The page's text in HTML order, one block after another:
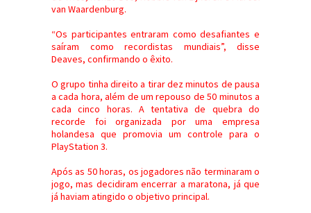
van Waardenburg.
“Os participantes entraram como desafiantes e
saíram como recordistas mundiais”, disse
Deaves, confirmando o êxito.
O grupo tinha direito a tirar dez minutos de pausa
a cada hora, além de um repouso de 50 minutos a
cada cinco horas. A tentativa de quebra do
recorde foi organizada por uma empresa
holandesa que promovia um controle para o
PlayStation 3.
Após as 50 horas, os jogadores não terminaram o
jogo, mas decidiram encerrar a maratona, já que
já haviam atingido o objetivo principal.